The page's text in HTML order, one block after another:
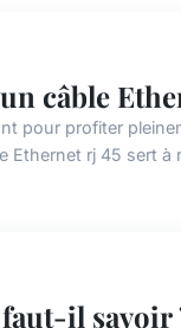
câble
pour profiter
Ethernet rj 45 sert à
il savoir